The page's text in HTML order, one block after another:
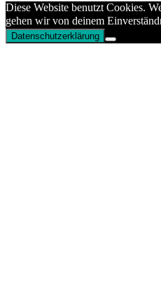
Diese Website benutzt Cookies.
gehen wir von deinem
Datenschutzerklärung